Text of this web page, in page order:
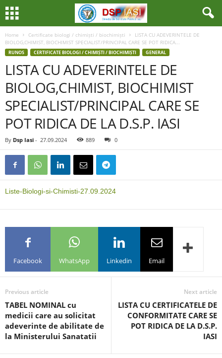
Home Certificate biologi / chimiști / biochimiști
LISTA CU ADEVERINTELE DE
BIOLOG,CHIMIST, BIOCHIMIST SPECIALIST/PRINCIPAL CARE SE POT RIDICA...
RUNOS CERTIFICATE BIOLOGI / CHIMIȘTI / BIOCHIMIȘTI GENERAL
LISTA CU ADEVERINTELE DE
BIOLOG,CHIMIST, BIOCHIMIST
SPECIALIST/PRINCIPAL CARE SE
POT RIDICA DE LA D.S.P. IASI
By Dsp Iasi - 27.09.2024 889 0
Liste-Biologi-si-Chimisti-27.09.2024
Facebook WhatsApp Linkedin Email
Previous article
TABEL NOMINAL cu
medicii care au solicitat
adeverinte de abilitate de
la Ministerului Sanatatii
Next article
LISTA CU CERTIFICATELE DE
CONFORMITATE CARE SE
POT RIDICA DE LA D.S.P.
IASI